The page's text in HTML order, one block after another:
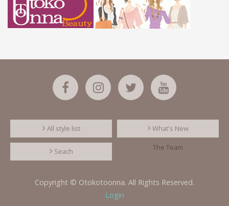
All style list What's New
Seach The Team
Copyright © Otokotoonna. All Rights Reserved.
Login